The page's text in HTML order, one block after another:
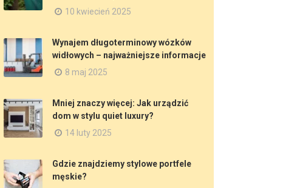
10 kwiecień 2025
Wynajem długoterminowy wózków
widłowych – najważniejsze informacje
8 maj 2025
Mniej znaczy więcej: Jak urządzić
dom w stylu quiet luxury?
14 luty 2025
Gdzie znajdziemy stylowe portfele
męskie?